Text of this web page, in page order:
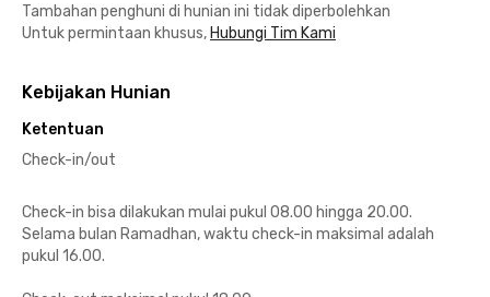
Tambahan penghuni di hunian ini tidak diperbolehkan
Untuk permintaan khusus, Hubungi Tim Kami
Kebijakan Hunian
Ketentuan
Check-in/out
Check-in bisa dilakukan mulai pukul 08.00 hingga 20.00.
Selama bulan Ramadhan, waktu check-in maksimal adalah
pukul 16.00.